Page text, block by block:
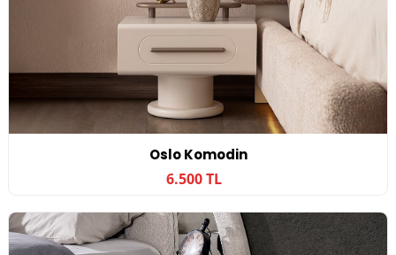
Oslo Komodin
6.500 TL